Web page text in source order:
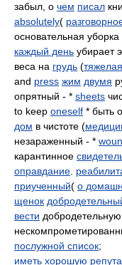
забыл, о чем писал
absolutely(
основательная
каждый день убирает
веса на грудь (
and press жим двумя
опрятный - * sheets
to keep oneself * быть
дом в чистоте (
незараженный - *
карантинное
оправдание
приученный( о
щенок
вести добродетельную
послужной список;
иметь хорошую